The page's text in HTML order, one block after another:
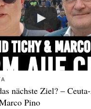
nächste Ziel? –
Pino